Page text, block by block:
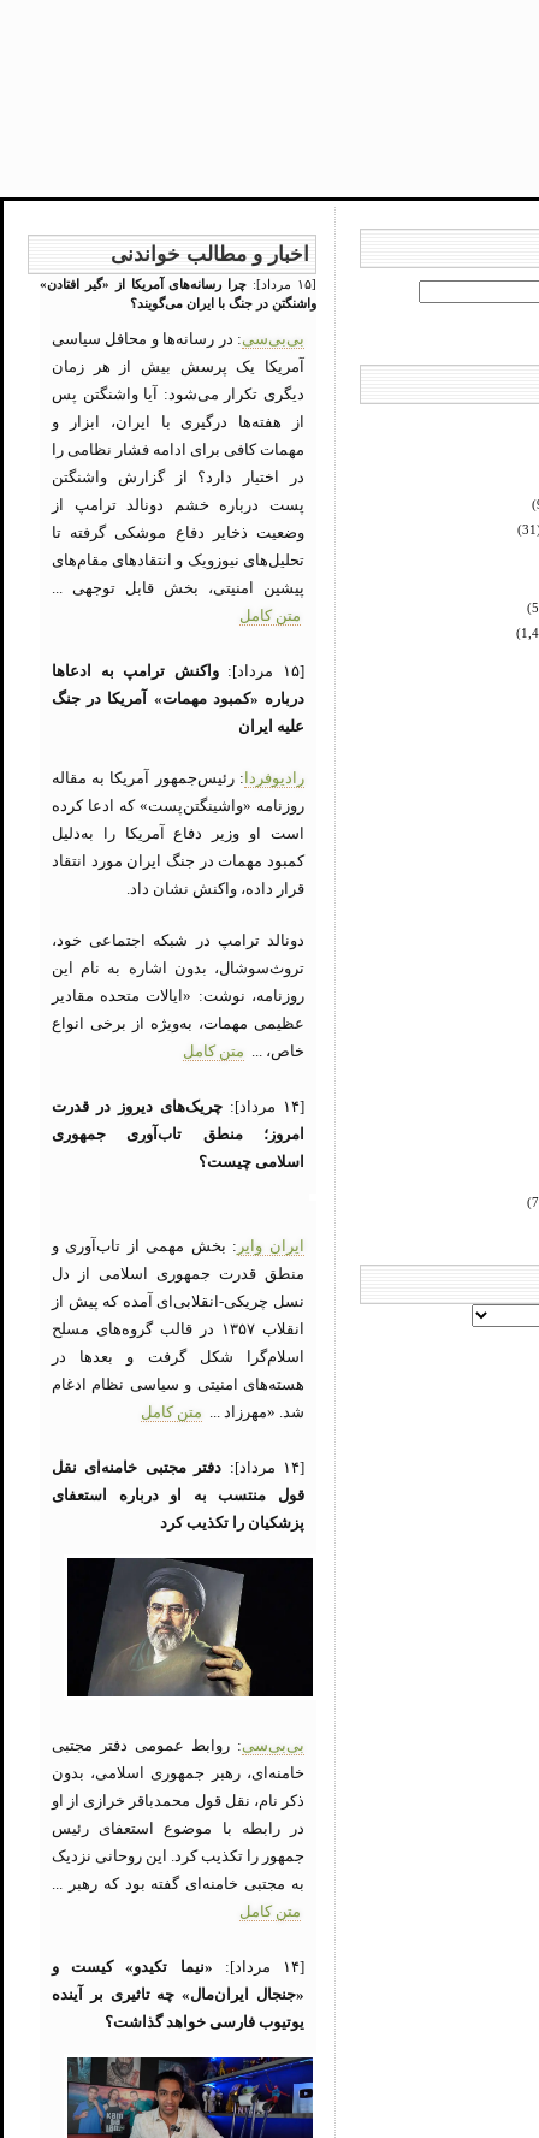
اخبار و مطالب خواندنی
[۱۵ مرداد]:
چرا رسانه‌های آمریکا از «گیر افتادن»
واشنگتن در جنگ با ایران می‌گویند؟
بی‌بی‌سی: در رسانه‌ها و محافل سیاسی
آمریکا یک پرسش بیش از هر زمان
دیگری تکرار می‌شود: آیا واشنگتن پس
از هفته‌ها درگیری با ایران، ابزار و
مهمات کافی برای ادامه فشار نظامی را
در اختیار دارد؟ از گزارش واشنگتن
پست درباره خشم دونالد ترامپ از
وضعیت ذخایر دفاع موشکی گرفته تا
تحلیل‌های نیوزویک و انتقادهای مقام‌های
پیشین امنیتی، بخش قابل توجهی ...
متن کامل
[۱۵ مرداد]:
واکنش ترامپ به ادعاها
درباره «کمبود مهمات» آمریکا در جنگ
علیه ایران
رادیوفردا : رئیس‌جمهور آمریکا به مقاله
روزنامه «واشینگتن‌پست» که ادعا کرده
است او وزیر دفاع آمریکا را به‌دلیل
کمبود مهمات در جنگ ایران مورد انتقاد
قرار داده، واکنش نشان داد.
دونالد ترامپ در شبکه اجتماعی خود،
تروث‌سوشال، بدون اشاره به نام این
روزنامه، نوشت: «ایالات متحده مقادیر
عظیمی مهمات، به‌ویژه از برخی انواع
خاص، ... متن کامل
[۱۴ مرداد]:
چریک‌های دیروز در قدرت
امروز؛ منطق تاب‌آوری جمهوری
اسلامی چیست؟
ایران وایر : بخش مهمی از تاب‌آوری و
منطق قدرت جمهوری اسلامی از دل
نسل چریکی-انقلابی‌ای آمده که پیش از
انقلاب ۱۳۵۷ در قالب گروه‌های مسلح
اسلام‌گرا شکل گرفت و بعدها در
هسته‌های امنیتی و سیاسی نظام ادغام
شد. «مهرزاد ... متن کامل
[۱۴ مرداد]:
دفتر مجتبی خامنه‌ای نقل
قول منتسب به او درباره استعفای
پزشکیان را تکذیب کرد
بی‌بی‌سی: روابط عمومی دفتر مجتبی
خامنه‌ای، رهبر جمهوری اسلامی، بدون
ذکر نام، نقل قول محمدباقر خرازی از او
در رابطه با موضوع استعفای رئیس
جمهور را تکذیب کرد. این روحانی نزدیک
به مجتبی خامنه‌ای گفته بود که رهبر ...
متن کامل
[۱۴ مرداد]:
«نیما تکیدو» کیست و
«جنجال ایران‌مال» چه تاثیری بر آینده
یوتیوب فارسی خواهد گذاشت؟